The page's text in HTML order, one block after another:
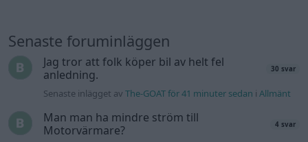
Senaste foruminläggen
Jag tror att folk köper bil av helt fel
anledning.
30 svar
Senaste inlägget avThe-GOAT för 41 minuter sedan iAllmänt
Man man ha mindre ström till
Motorvärmare?
4 svar